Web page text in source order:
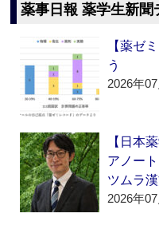
薬事日報 薬学生新聞
【薬ゼ
う
2026年
【日本
アノー
ツムラ
2026年